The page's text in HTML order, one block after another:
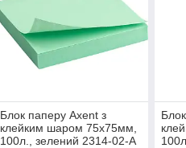
Блок паперу Axent з
клейким шаром 75х75мм,
100л., зелений 2314-02-A